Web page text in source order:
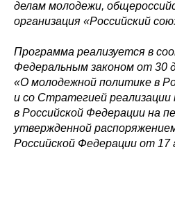
делам молодежи,
организация «Российский
Программа реализуется в
Федеральным законом от 30
«О молодежной политике в
и со Стратегией
в Российской Федерации на
утвержденной
Российской Федерации от 17